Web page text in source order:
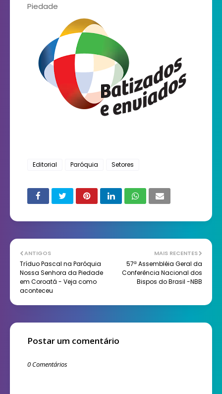
Piedade
Editorial Paróquia Setores
MAIS RECENTES
57ª Assembléia Geral da
Conferência Nacional dos
Bispos do Brasil -NBB
ANTIGOS
Tríduo Pascal na Paróquia
Nossa Senhora da Piedade
em Coroatá - Veja como
aconteceu
Postar um comentário
0 Comentários